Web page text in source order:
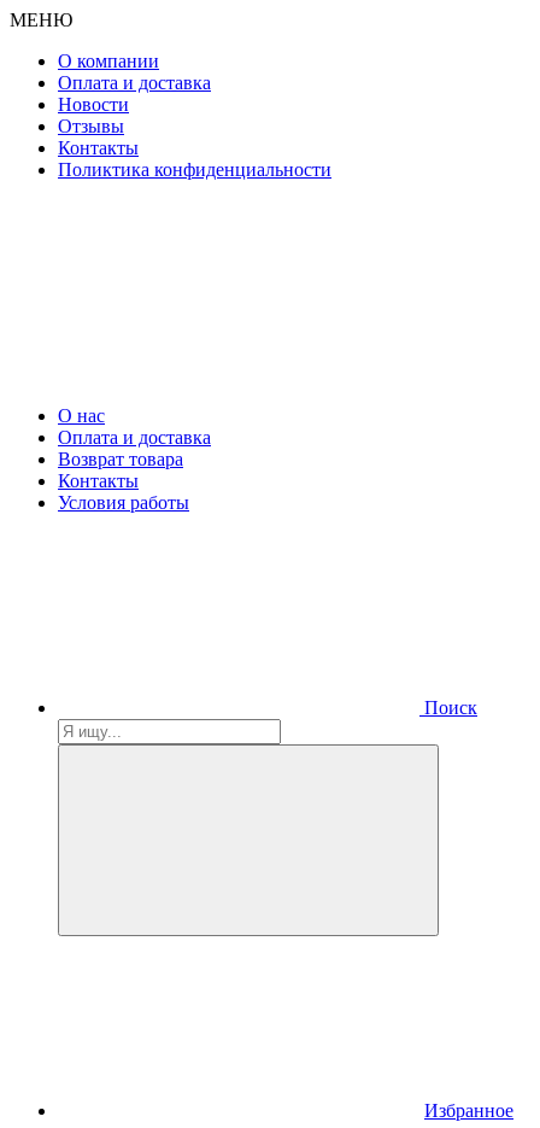
МЕНЮ
О компании
Оплата и доставка
Новости
Отзывы
Контакты
Поликтика конфиденциальности
О нас
Оплата и доставка
Возврат товара
Контакты
Условия работы
Поиск
Избранное